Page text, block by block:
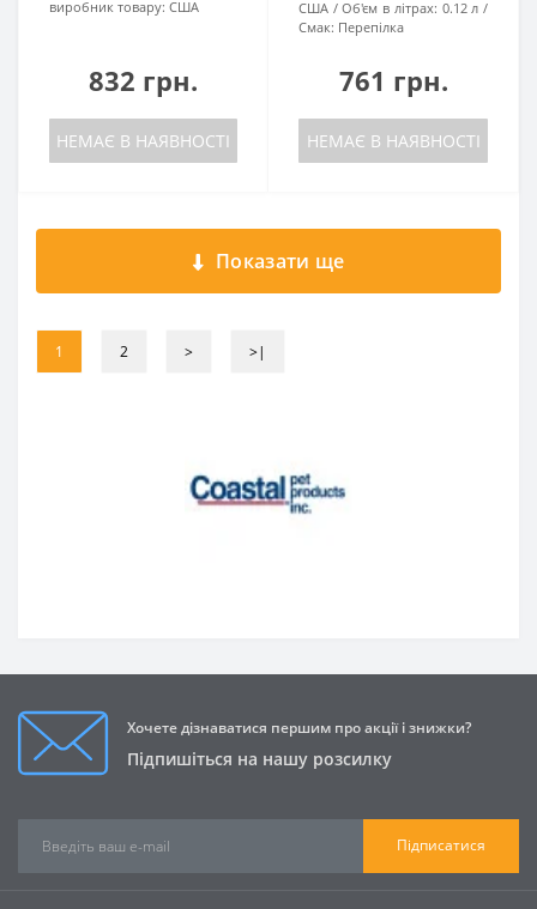
виробник товару: США
832 грн.
НЕМАЄ В НАЯВНОСТІ
США
Об'єм в літрах: 0.12 л
Смак: Перепілка
761 грн.
НЕМАЄ В НАЯВНОСТІ
Показати ще
1 2 > >|
Хочете дізнаватися першим про акції і знижки?
Підпишіться на нашу розсилку
Підписатися